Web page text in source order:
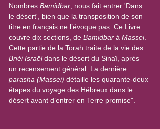
Nombres Bamidbar , nous fait entrer 'Dans
le désert', bien que la transposition de son
titre en français ne l’évoque pas. Ce Livre
couvre dix sections, de Bamidbar à Massei.
Cette partie de la Torah traite de la vie des
Bnéi Israël dans le désert du Sinaï, après
un recensement général. La dernière
parasha (Massei) détaille les quarante-deux
étapes du voyage des Hébreux dans le
désert avant d’entrer en Terre promise".